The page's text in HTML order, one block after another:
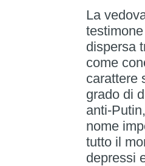
La
dispersa
come
carattere
grado di
anti-
nome
tutto il
depressi